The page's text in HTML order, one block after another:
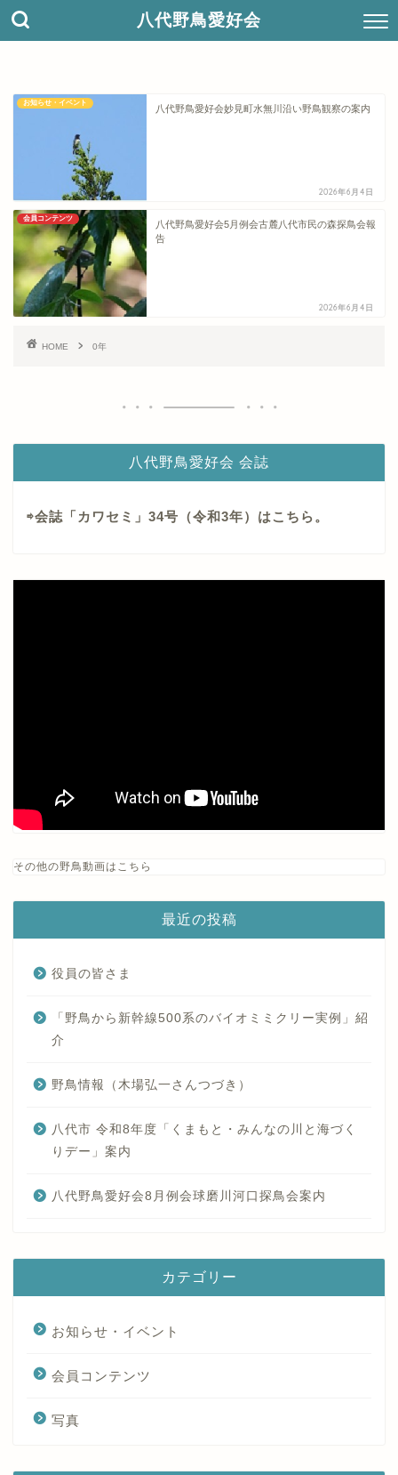
八代野鳥愛好会
お知らせ・イベント
八代野鳥愛好会妙見町水無川沿い野鳥観察の案内
2026年6月4日
会員コンテンツ
八代野鳥愛好会5月例会古麓八代市民の森探鳥会報
告
2026年6月4日
HOME 0年
八代野鳥愛好会 会誌
⇨会誌「カワセミ」34号（令和3年）はこちら。
その他の野鳥動画はこちら
最近の投稿
役員の皆さま
「野鳥から新幹線500系のバイオミミクリー実例」紹
介
野鳥情報（木場弘一さんつづき）
八代市 令和8年度「くまもと・みんなの川と海づく
りデー」案内
八代野鳥愛好会8月例会球磨川河口探鳥会案内
カテゴリー
お知らせ・イベント
会員コンテンツ
写真